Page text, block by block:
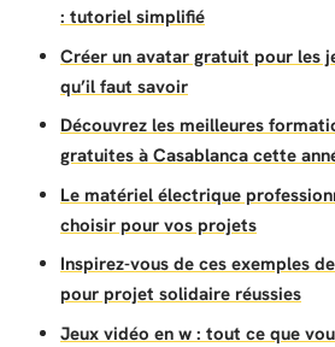
: tutoriel simplifié
Créer un avatar gratuit pour les
qu’il faut savoir
Découvrez les meilleures
gratuites à Casablanca cette
Le matériel électrique
choisir pour vos projets
Inspirez-vous de ces exemples
pour projet solidaire réussies
Jeux vidéo en w : tout ce que